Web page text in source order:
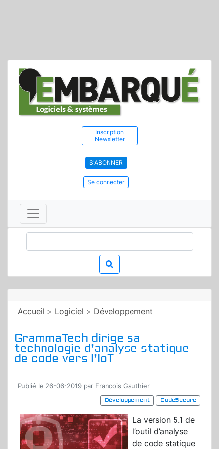
Inscription
Newsletter
S'ABONNER
Se connecter
Accueil > Logiciel > Développement
GrammaTech dirige sa
technologie d’analyse statique
de code vers l’IoT
Publié le 26-06-2019 par Francois Gauthier
Développement
CodeSecure
La version 5.1 de
l’outil d’analyse
de code statique